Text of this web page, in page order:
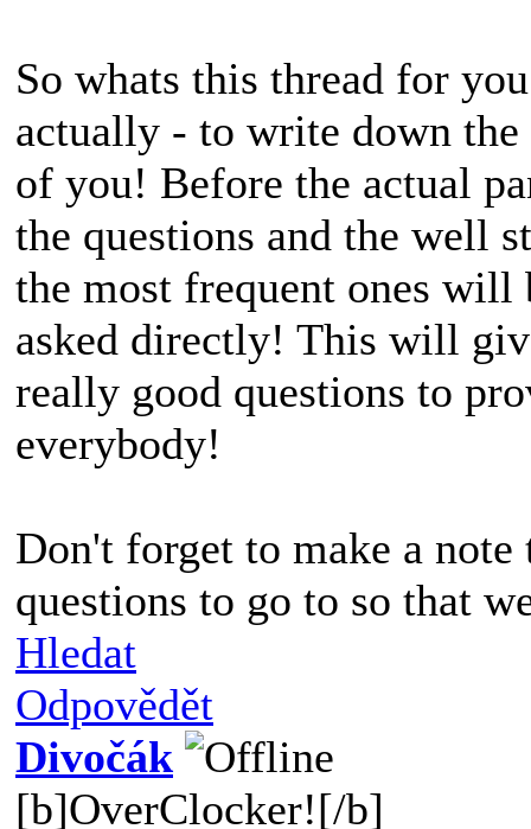
So whats this thread for
actually - to write down
of you! Before the actual
the questions and the well
the most frequent ones will
asked directly! This will
really good questions to
everybody!
Don't forget to make a
questions to go to so that
Hledat
Odpovědět
Divočák
[b]OverClocker![/b]